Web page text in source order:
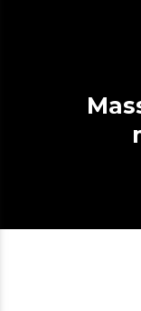
Massimo comfort e